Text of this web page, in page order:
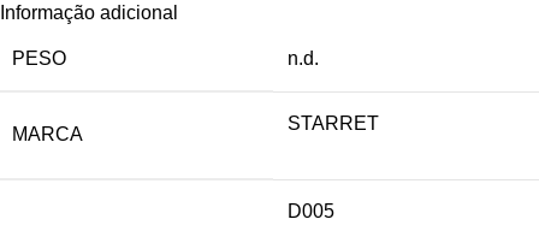
Informação adicional
PESO n.d.
MARCA
STARRET
D005